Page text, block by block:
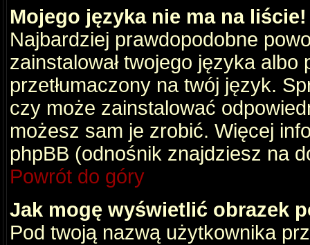
Mojego języka nie ma na liście!
Najbardziej prawdopodobne
zainstalował twojego języka albo
przetłumaczony na twój język.
czy może zainstalować
możesz sam je zrobić. Więcej
phpBB (odnośnik znajdziesz na
Powrót do góry
Jak mogę wyświetlić obrazek
Pod twoją nazwą użytkownika